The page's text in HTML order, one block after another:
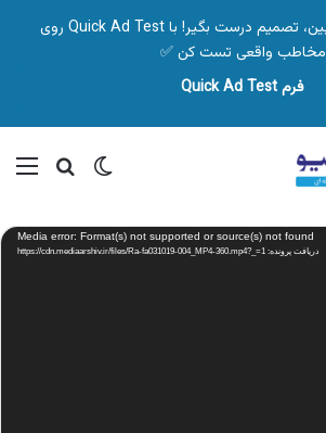
🎯 قبل از شروع کمپین، تصمیم درست بگیر! با Quick Ad Test روی
مخاطب واقعی تست کن ✅
فرم Quick Ad Test
تغییر پوسته
Media error: Format(s) not supported or source(s) not found
دریافت پرونده: https://cdn.mediaarshiv.ir/files/Ra-fa031019-004_MP4-360.mp4?_=1